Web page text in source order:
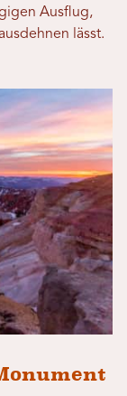
Ausflug,
lässt.